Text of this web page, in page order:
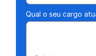
Qual o seu cargo